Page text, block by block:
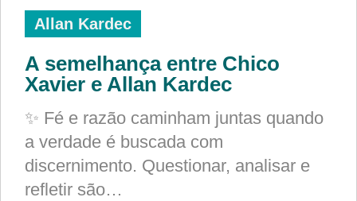
Allan Kardec
A semelhança entre Chico
Xavier e Allan Kardec
✨ Fé e razão caminham juntas quando
a verdade é buscada com
discernimento. Questionar, analisar e
refletir são…